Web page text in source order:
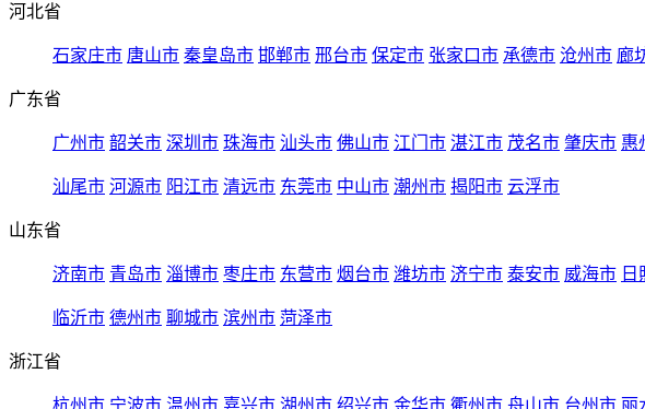
河北省
石家庄市 唐山市 秦皇岛市 邯郸市 邢台市 保定市 张家口市 承德市 沧州市 廊
广东省
广州市 韶关市 深圳市 珠海市 汕头市 佛山市 江门市 湛江市 茂名市 肇庆市 惠
汕尾市 河源市 阳江市 清远市 东莞市 中山市 潮州市 揭阳市 云浮市
山东省
济南市 青岛市 淄博市 枣庄市 东营市 烟台市 潍坊市 济宁市 泰安市 威海市 日
临沂市 德州市 聊城市 滨州市 菏泽市
浙江省
杭州市 宁波市 温州市 嘉兴市 湖州市 绍兴市 金华市 衢州市 舟山市 台州市 丽